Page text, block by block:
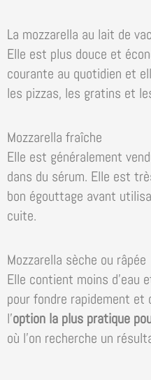
La mozzarella au lait de
Elle est plus douce et
courante au quotidien et
les pizzas, les gratins et
Mozzarella fraîche
Elle est généralement
dans du sérum. Elle est
bon égouttage avant
cuite.
Mozzarella sèche ou râpée
Elle contient moins d’eau
pour fondre rapidement et
l’option la plus pratique
où l’on recherche un